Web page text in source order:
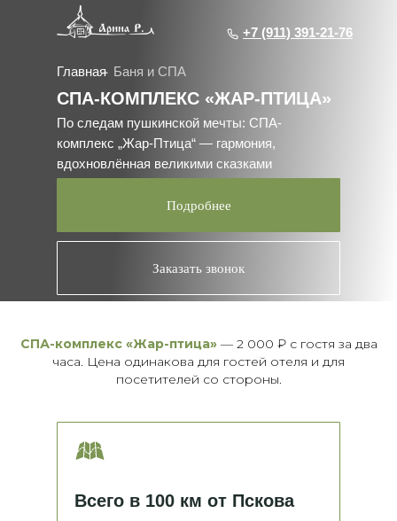
+7 (911) 391-21-76
+7 (911) 391-21-76
СПА-КОМПЛЕКС «ЖАР-ПТИЦА»
Подробнее
Заказать звонок
По следам пушкинской мечты: СПА-
комплекс „Жар-Птица“ — гармония,
вдохновлённая великими сказками
Главная Баня и СПА
СПА-комплекс «Жар-птица»— 2 000 ₽ с гостя за два
часа. Цена одинакова для гостей отеля и для
посетителей со стороны.
Всего в 100 км от Пскова